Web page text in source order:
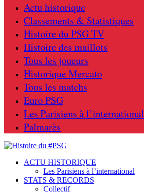
Actu historique
Classements & Statistiques
Histoire du PSG TV
Histoire des maillots
Tous les joueurs
Historique Mercato
Tous les matchs
Euro PSG
Les Parisiens à l’international
Palmarès
ACTU HISTORIQUE
Les Parisiens à l’international
STATS & RECORDS
Collectif